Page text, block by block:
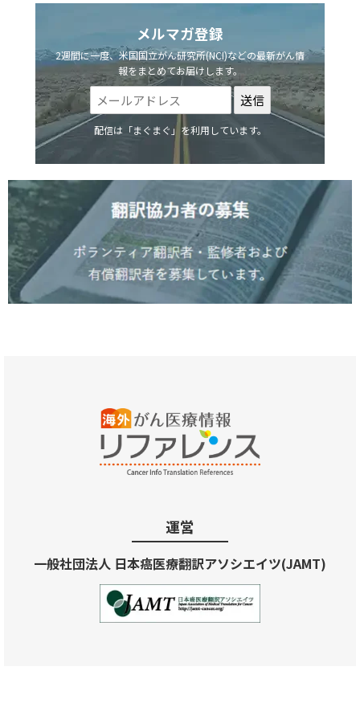
メルマガ登録
2週間に一度、米国国立がん研究所(NCI)などの最新がん情
報をまとめてお届けします。
配信は「まぐまぐ」を利用しています。
運営
一般社団法人 日本癌医療翻訳アソシエイツ(JAMT)